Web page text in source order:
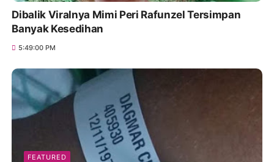
Dibalik Viralnya Mimi Peri Rafunzel Tersimpan
Banyak Kesedihan
5:49:00 PM
FEATURED